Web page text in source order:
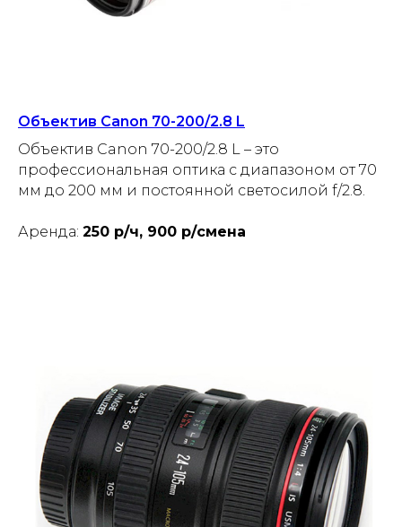
Объектив Canon 70-200/2.8 L
Объектив Canon 70-200/2.8 L – это
профессиональная оптика с диапазоном от 70
мм до 200 мм и постоянной светосилой f/2.8.
Аренда: 250 р/ч, 900 р/смена